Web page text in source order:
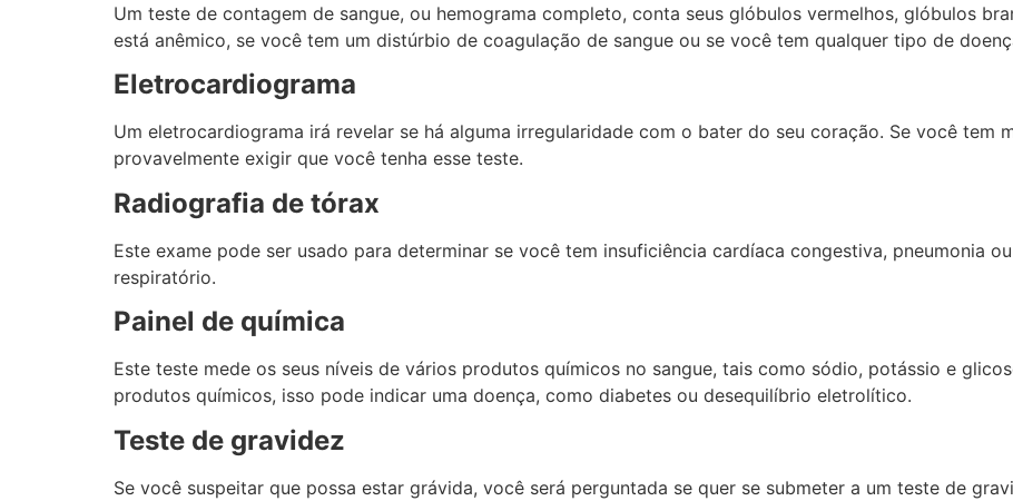
Um teste de contagem de sangue, ou hemograma completo, conta seus glóbulos vermelhos, glóbulos
está anêmico, se você tem um distúrbio de coagulação de sangue ou se você tem qualquer tipo de
Eletrocardiograma
Um eletrocardiograma irá revelar se há alguma irregularidade com o bater do seu coração. Se você tem
provavelmente exigir que você tenha esse teste.
Radiografia de tórax
Este exame pode ser usado para determinar se você tem insuficiência cardíaca congestiva, pneumonia
respiratório.
Painel de química
Este teste mede os seus níveis de vários produtos químicos no sangue, tais como sódio, potássio e
produtos químicos, isso pode indicar uma doença, como diabetes ou desequilíbrio eletrolítico.
Teste de gravidez
Se você suspeitar que possa estar grávida, você será perguntada se quer se submeter a um teste de